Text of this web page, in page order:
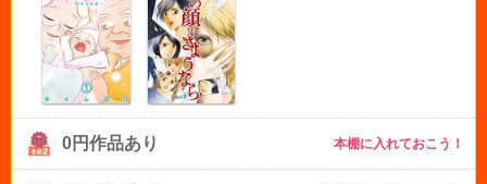
0円作品あり 本棚に入れておこう！